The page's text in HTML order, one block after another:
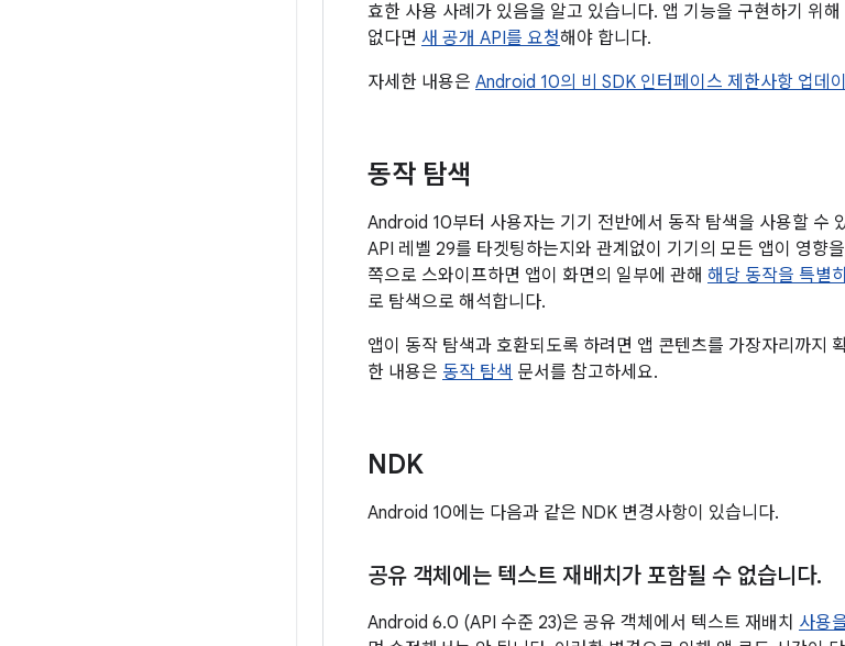
효한 사용 사례가 있음을 알고 있습니다. 앱 기능을 구현하기 위
없다면 새 공개 API를 요청해야 합니다.
자세한 내용은 Android 10의 비 SDK 인터페이스 제한사항 업데
동작 탐색
Android 10부터 사용자는 기기 전반에서 동작 탐색을 사용할 수
API 레벨 29를 타겟팅하는지와 관계없이 기기의 모든 앱이 영향
쪽으로 스와이프하면 앱이 화면의 일부에 관해 해당 동작을 특별
로 탐색으로 해석합니다.
앱이 동작 탐색과 호환되도록 하려면 앱 콘텐츠를 가장자리까지
한 내용은 동작 탐색 문서를 참고하세요.
NDK
Android 10에는 다음과 같은 NDK 변경사항이 있습니다.
공유 객체에는 텍스트 재배치가 포함될 수 없습니다.
Android 6.0 (API 수준 23)은 공유 객체에서 텍스트 재배치 사용